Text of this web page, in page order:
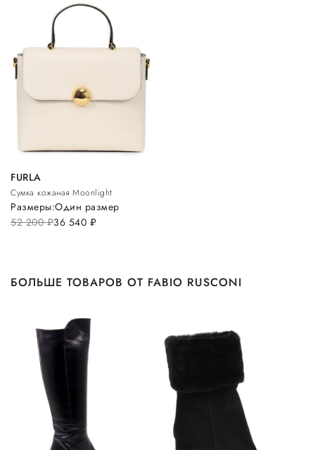
FURLA
Сумка кожаная Moonlight
52 200руб.36 540 руб.
Размеры:Один размер
БОЛЬШЕ ТОВАРОВ ОТ FABIO RUSCONI